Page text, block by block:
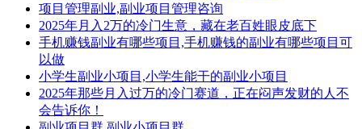
项目管理副业,副业项目管理咨询
2025年月入2万的冷门生意，藏在老百姓眼皮底下
手机赚钱副业有哪些项目,手机赚钱的副业有哪些项目可
以做
小学生副业小项目,小学生能干的副业小项目
2025年那些月入过万的冷门赛道，正在闷声发财的人不
会告诉你！